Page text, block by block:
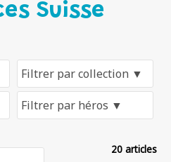
Suisse
20 articles